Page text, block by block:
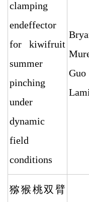
clamping
endeffector
for kiwifruit
summer
pinching
under
dynamic
field
conditions
猕猴桃双臂